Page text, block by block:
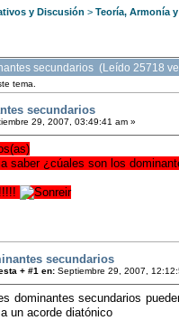
y Discusión > Teoría, Armonía
secundarios (Leído 25718
tema.
secundarios
29, 2007, 03:49:41 am »
saber ¿cúales son los
secundarios
+ #1 en: Septiembre 29, 2007,
dominantes secundarios
un acorde diatónico